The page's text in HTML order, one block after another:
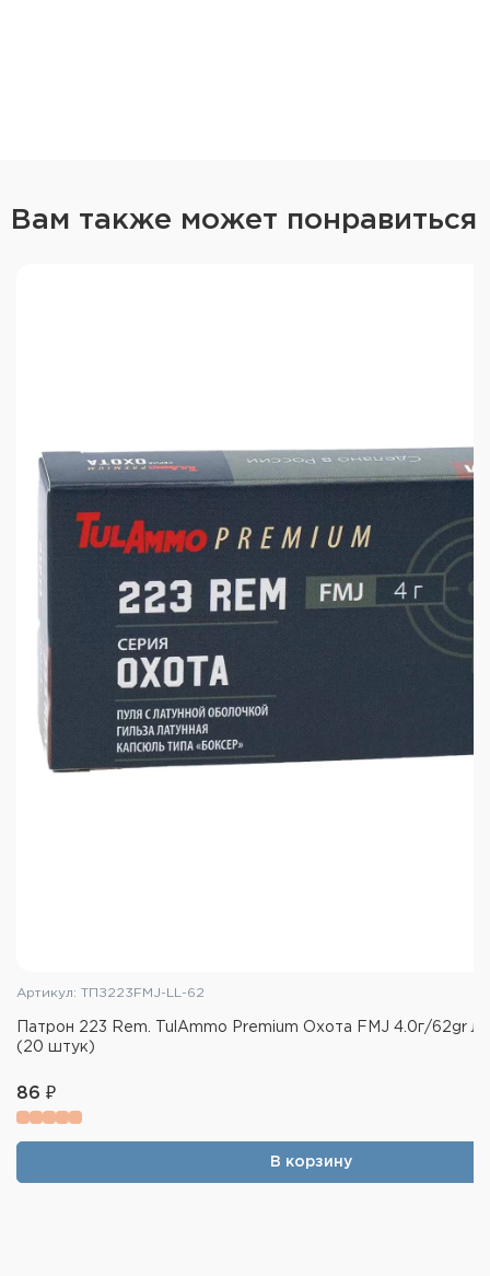
Вам также может понравиться
Артикул: ТПЗ223FMJ-LL-62
Патрон 223 Rem. TulAmmo Premium Охота FMJ 4.0г/62gr
(20 штук)
86 ₽
В корзину